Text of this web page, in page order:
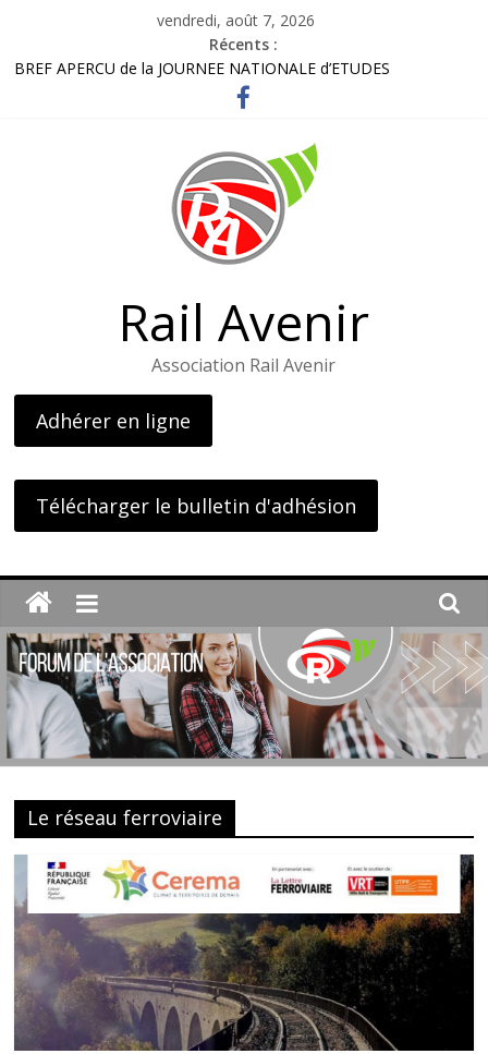
contenu
vendredi, août 7, 2026
Récents :
BREF APERCU de la JOURNEE NATIONALE d’ETUDES
Bordereau inscription visite LOHR
Lettre adhérents élus et usagers Octobre 2025
Gares routières : un rapport préconise d’améliorer l’information
L’AG de l’association – le 26 avril 2025
Rail Avenir
Association Rail Avenir
Adhérer en ligne
Télécharger le bulletin d'adhésion
Le réseau ferroviaire